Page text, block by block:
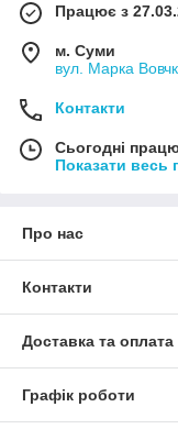
Працює з
м. Суми
вул. Марка
Контакти
Сьогодні
Показати весь
Про нас
Контакти
Доставка та оплата
Графік роботи